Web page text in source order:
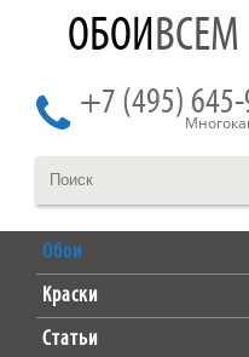
ОБОИВСЕМ
+7 (495)
Обои
Краски
Статьи